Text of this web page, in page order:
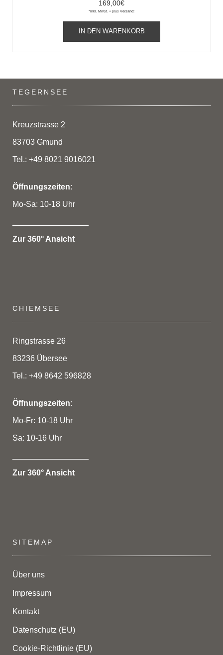
169,00€
*inkl. MwSt. + plus Versand!
IN DEN WARENKORB
TEGERNSEE
Kreuzstrasse 2
83703 Gmund
Tel.: +49 8021 9016021
Öffnungszeiten:
Mo-Sa: 10-18 Uhr
Zur 360° Ansicht
CHIEMSEE
Ringstrasse 26
83236 Übersee
Tel.: +49 8642 596828
Öffnungszeiten:
Mo-Fr: 10-18 Uhr
Sa: 10-16 Uhr
Zur 360° Ansicht
SITEMAP
Über uns
Impressum
Kontakt
Datenschutz (EU)
Cookie-Richtlinie (EU)